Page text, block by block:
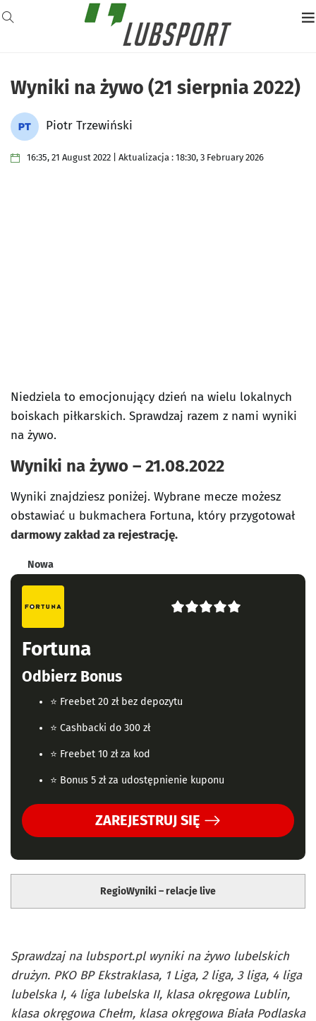
Wyniki na żywo (21 sierpnia 2022)
Piotr Trzewiński
16:35, 21 August 2022 | Aktualizacja : 18:30, 3 February 2026
Niedziela to emocjonujący dzień na wielu lokalnych
boiskach piłkarskich. Sprawdzaj razem z nami wyniki
na żywo.
Wyniki na żywo – 21.08.2022
Wyniki znajdziesz poniżej. Wybrane mecze możesz
obstawiać u bukmachera Fortuna, który przygotował
darmowy zakład za rejestrację.
Nowa
5
n
Fortuna
Odbierz Bonus
⭐ Freebet 20 zł bez depozytu
⭐ Cashbacki do 300 zł
⭐ Freebet 10 zł za kod
⭐ Bonus 5 zł za udostępnienie kuponu
ZAREJESTRUJ SIĘ
RegioWyniki – relacje live
Sprawdzaj na lubsport.pl wyniki na żywo lubelskich
drużyn. PKO BP Ekstraklasa, 1 Liga, 2 liga, 3 liga, 4 liga
lubelska I, 4 liga lubelska II, klasa okręgowa Lublin,
klasa okręgowa Chełm, klasa okręgowa Biała Podlaska